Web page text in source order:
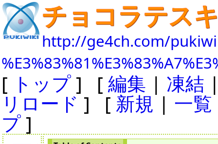
チョコラテス
http://ge4ch.com/
[ トップ ] [編集 | 凍結
リロード ] [ 新規| 一覧
プ ]